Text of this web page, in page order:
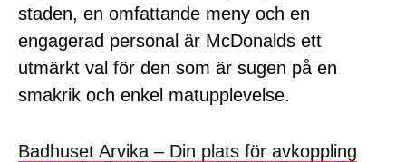
staden, en omfattande meny och en
engagerad personal är McDonalds ett
utmärkt val för den som är sugen på en
smakrik och enkel matupplevelse.
Badhuset Arvika – Din plats för avkoppling